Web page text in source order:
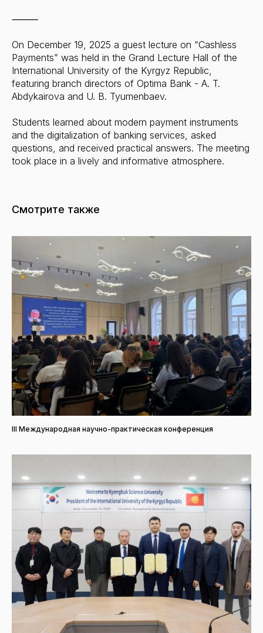
⸻
On December 19, 2025 a guest lecture on “Cashless
Payments” was held in the Grand Lecture Hall of the
International University of the Kyrgyz Republic,
featuring branch directors of Optima Bank - A. T.
Abdykairova and U. B. Tyumenbaev.
Students learned about modern payment instruments
and the digitalization of banking services, asked
questions, and received practical answers. The meeting
took place in a lively and informative atmosphere.
Смотрите также
III Международная научно-практическая конференция